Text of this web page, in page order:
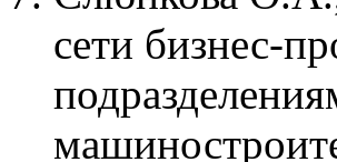
сети бизнес-